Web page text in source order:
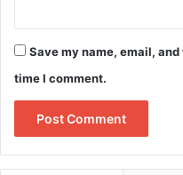
Save my name, email,
time I comment.